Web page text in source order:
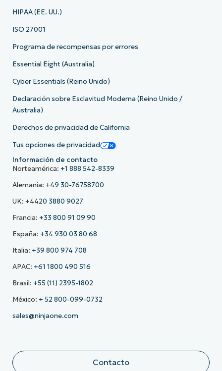
HIPAA (EE. UU.)
ISO 27001
Programa de recompensas por errores
Essential Eight (Australia)
Cyber Essentials (Reino Unido)
Declaración sobre Esclavitud Moderna (Reino Unido /
Australia)
Derechos de privacidad de California
Tus opciones de privacidad
Información de contacto
Norteamérica: +1 888 542-8339
Alemania: +49 30-76758700
UK: +4420 3880 9027
Francia: +33 800 91 09 90
España: +34 930 03 80 68
Italia: +39 800 974 708
APAC: +61 1800 490 516
Brasil: +55 (11) 2395-1802
México: + 52 800-099-0732
sales@ninjaone.com
Contacto